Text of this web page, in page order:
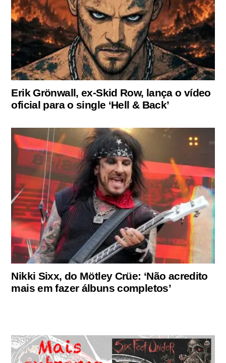
Erik Grönwall, ex-Skid Row, lança o vídeo
oficial para o single ‘Hell & Back’
Nikki Sixx, do Mötley Crüe: ‘Não acredito
mais em fazer álbuns completos’